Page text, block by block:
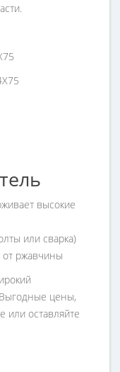
высокие
или сварка)
от ржавчины
цены,
или оставляйте